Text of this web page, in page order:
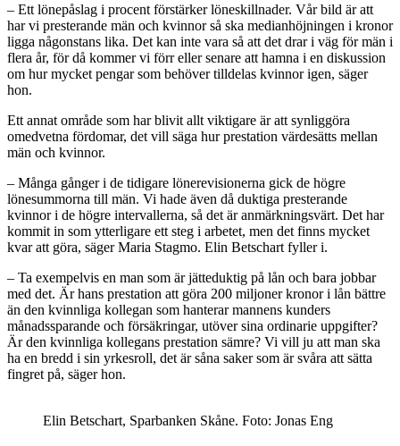
– Ett lönepåslag i procent förstärker löneskillnader. Vår bild är att
har vi presterande män och kvinnor så ska medianhöjningen i kronor
ligga någonstans lika. Det kan inte vara så att det drar i väg för män i
flera år, för då kommer vi förr eller senare att hamna i en diskussion
om hur mycket pengar som behöver tilldelas kvinnor igen, säger
hon.
Ett annat område som har blivit allt viktigare är att synliggöra
omedvetna fördomar, det vill säga hur prestation värdesätts mellan
män och kvinnor.
– Många gånger i de tidigare lönerevisionerna gick de högre
lönesummorna till män. Vi hade även då duktiga presterande
kvinnor i de högre intervallerna, så det är anmärkningsvärt. Det har
kommit in som ytterligare ett steg i arbetet, men det finns mycket
kvar att göra, säger Maria Stagmo. Elin Betschart fyller i.
– Ta exempelvis en man som är jätteduktig på lån och bara jobbar
med det. Är hans prestation att göra 200 miljoner kronor i lån bättre
än den kvinnliga kollegan som hanterar mannens kunders
månadssparande och försäkringar, utöver sina ordinarie uppgifter?
Är den kvinnliga kollegans prestation sämre? Vi vill ju att man ska
ha en bredd i sin yrkesroll, det är såna saker som är svåra att sätta
fingret på, säger hon.
Elin Betschart, Sparbanken Skåne. Foto: Jonas Eng